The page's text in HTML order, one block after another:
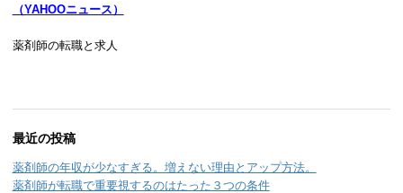
（YAHOOニュース）
薬剤師の転職と求人
最近の投稿
薬剤師の年収が少なすぎる。増えない理由とアップ方法。
薬剤師が転職で重要視するのはたった３つの条件